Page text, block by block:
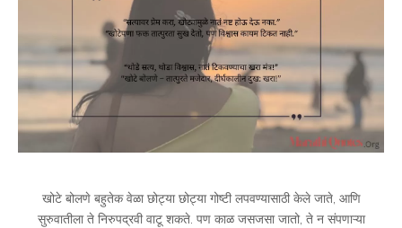
खोटे बोलणे बहुतेक वेळा छोट्या छोट्या गोष्टी लपवण्यासाठी केले जाते, आणि
सुरुवातीला ते निरुपद्रवी वाटू शकते. पण काळ जसजसा जातो, ते न संपणाऱ्या